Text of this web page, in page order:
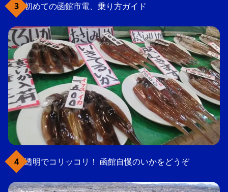
初めての函館市電、乗り方ガイド
透明でコリッコリ！ 函館自慢のいかをどうぞ